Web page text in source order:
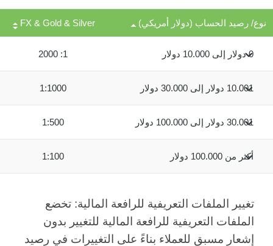
نوع/ رصيد الحساب (دولار أمريكي) FX & Gold & Silver
0 دولار إلى 10.000 دولار 1: 2000
10.001 دولار إلى 30.000 دولار 1:1000
30.001 دولار إلى 100.000 دولار 1:500
أكثر من 100.000 دولار 1:100
تغيير الملفات التعريفية للرافعة المالية: تخضع
الملفات التعريفية للرافعة المالية للتغيير بدون
إشعار مسبق للعملاء بناءً على التغييرات في رصيد